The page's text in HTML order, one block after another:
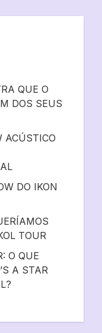
QUE O
DOS SEUS
ACÚSTICO
DO IKON
TOUR
O QUE
A STAR